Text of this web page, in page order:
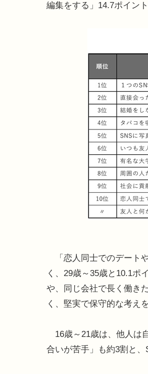
編集をする」14.7ポイン
「恋人同士でのデート
く、29歳～35歳と10.1ポ
や、同じ会社で長く働き
く、堅実で保守的な考え
16歳～21歳は、他人は
合いが苦手」も約3割と